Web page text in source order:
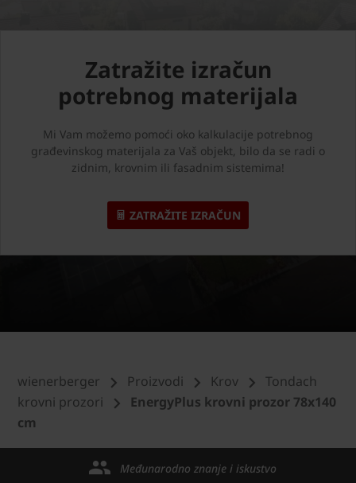
Zatražite izračun
potrebnog materijala
Mi Vam možemo pomoći oko kalkulacije potrebnog
građevinskog materijala za Vaš objekt, bilo da se radi o
zidnim, krovnim ili fasadnim sistemima!
ZATRAŽITE IZRAČUN
wienerberger Proizvodi Krov
Tondach
krovni prozori
EnergyPlus krovni prozor 78x140
cm
Međunarodno znanje i iskustvo